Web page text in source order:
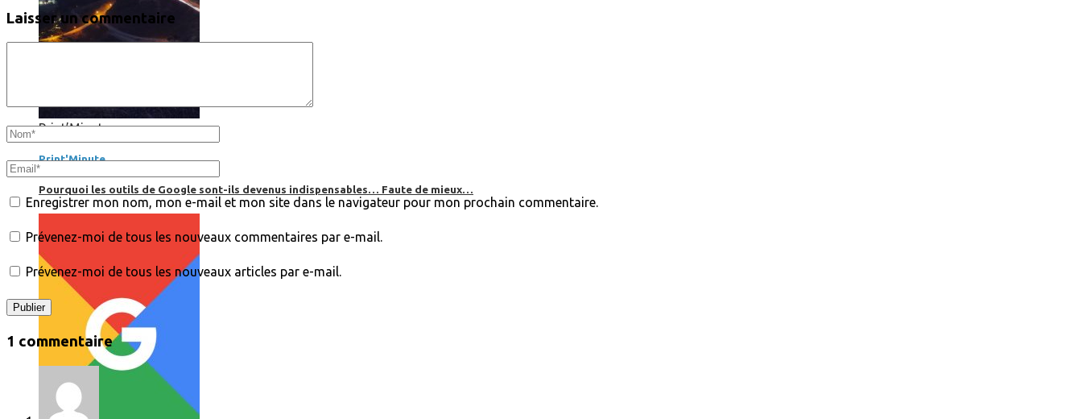
Print’Minute
Print'Minute
Pourquoi les outils de Google sont-ils devenus indispensables… Faute de mieux…
Laisser un commentaire
Enregistrer mon nom, mon e-mail et mon site dans le navigateur pour mon prochain commentaire.
Prévenez-moi de tous les nouveaux commentaires par e-mail.
Prévenez-moi de tous les nouveaux articles par e-mail.
1 commentaire